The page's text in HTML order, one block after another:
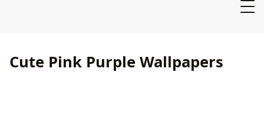
Cute Pink Purple Wallpapers